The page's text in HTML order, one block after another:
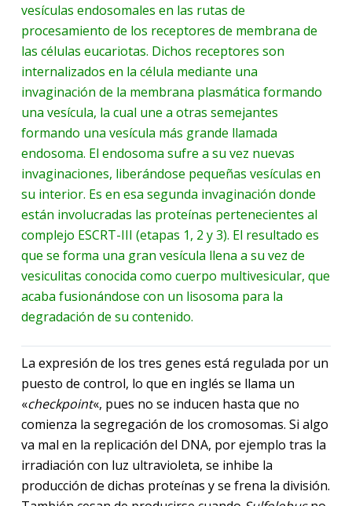
vesículas endosomales en las rutas de
procesamiento de los receptores de membrana de
las células eucariotas. Dichos receptores son
internalizados en la célula mediante una
invaginación de la membrana plasmática formando
una vesícula, la cual une a otras semejantes
formando una vesícula más grande llamada
endosoma. El endosoma sufre a su vez nuevas
invaginaciones, liberándose pequeñas vesículas en
su interior. Es en esa segunda invaginación donde
están involucradas las proteínas pertenecientes al
complejo ESCRT-III (etapas 1, 2 y 3). El resultado es
que se forma una gran vesícula llena a su vez de
vesiculitas conocida como cuerpo multivesicular, que
acaba fusionándose con un lisosoma para la
degradación de su contenido.
La expresión de los tres genes está regulada por un
puesto de control, lo que en inglés se llama un
«checkpoint«, pues no se inducen hasta que no
comienza la segregación de los cromosomas. Si algo
va mal en la replicación del DNA, por ejemplo tras la
irradiación con luz ultravioleta, se inhibe la
producción de dichas proteínas y se frena la división.